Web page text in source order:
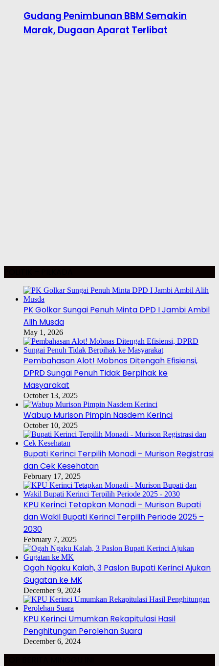
Gudang Penimbunan BBM Semakin
Marak, Dugaan Aparat Terlibat
PK Golkar Sungai Penuh Minta DPD I Jambi Ambil
Alih Musda
May 1, 2026
Pembahasan Alot! Mobnas Ditengah Efisiensi,
DPRD Sungai Penuh Tidak Berpihak ke
Masyarakat
October 13, 2025
Wabup Murison Pimpin Nasdem Kerinci
October 10, 2025
Bupati Kerinci Terpilih Monadi – Murison Registrasi
dan Cek Kesehatan
February 17, 2025
KPU Kerinci Tetapkan Monadi – Murison Bupati
dan Wakil Bupati Kerinci Terpilih Periode 2025 –
2030
February 7, 2025
Ogah Ngaku Kalah, 3 Paslon Bupati Kerinci Ajukan
Gugatan ke MK
December 9, 2024
KPU Kerinci Umumkan Rekapitulasi Hasil
Penghitungan Perolehan Suara
December 6, 2024